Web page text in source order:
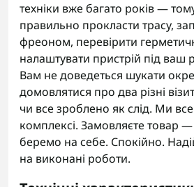
техніки вже багато років —
правильно прокласти трасу,
фреоном, перевірити
налаштувати пристрій під
Вам не доведеться шукати
домовлятися про два різні
чи все зроблено як слід. Ми
комплексі. Замовляєте товар
беремо на себе. Спокійно.
на виконані роботи.